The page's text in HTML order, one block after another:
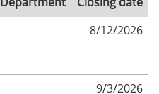
8/12/2026
9/3/2026